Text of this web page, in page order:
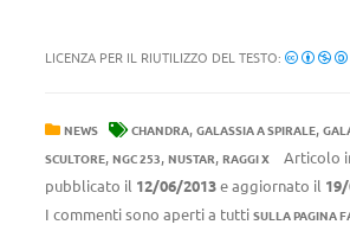
LICENZA PER IL RIUTILIZZO DEL TESTO:
NEWS CHANDRA, GALASSIA A SPIRALE,
SCULTORE, NGC 253, NUSTAR, RAGGI X
Articolo
pubblicato il 12/06/2013e aggiornato il
I commenti sono aperti a tutti SULLA PAGINA